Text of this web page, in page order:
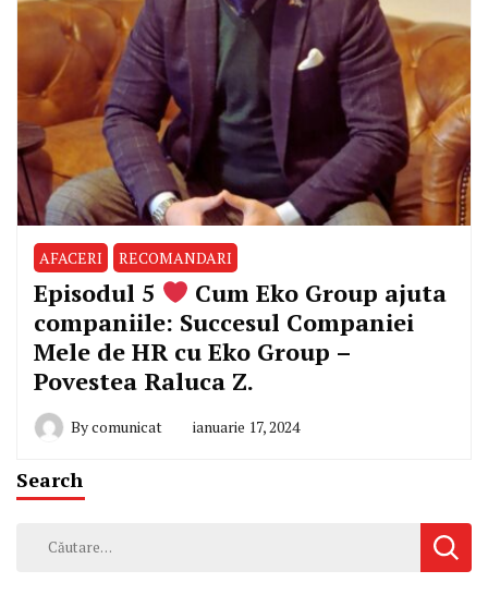
AFACERI RECOMANDARI
Episodul 5
Cum Eko Group ajuta
companiile: Succesul Companiei
Mele de HR cu Eko Group –
Povestea Raluca Z.
Bycomunicat ianuarie 17, 2024
Search
Caută